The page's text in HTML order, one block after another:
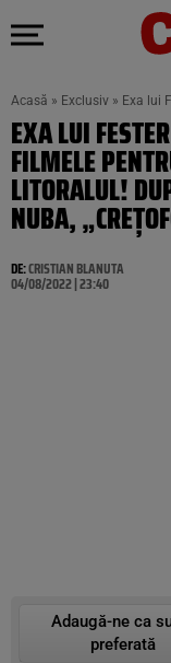
Acasă » Exclusiv » Exa lui
EXA LUI
FILMELE
LITORALUL!
NUBA,
DE:CRISTIAN BLANUTA
04/08/2022 | 23:40
Adaugă-ne ca
preferată